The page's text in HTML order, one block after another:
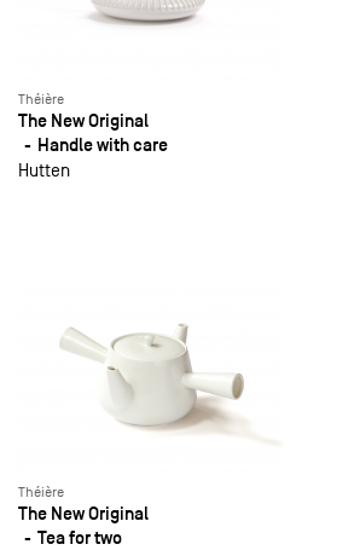
Théière
The New Original
Handle with care
Hutten
Théière
The New Original
Tea for two